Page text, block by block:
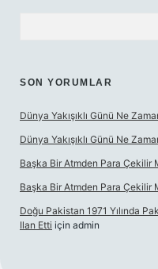
SON YORUMLAR
Dünya Yakışıklı Günü Ne
Dünya Yakışıklı Günü Ne
Başka Bir Atmden Para Çekilir
Başka Bir Atmden Para Çekilir
Doğu Pakistan 1971 Yılında
Ilan Etti için admin